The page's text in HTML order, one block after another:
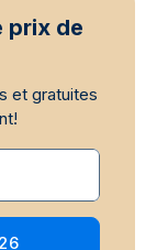
prix de
et gratuites